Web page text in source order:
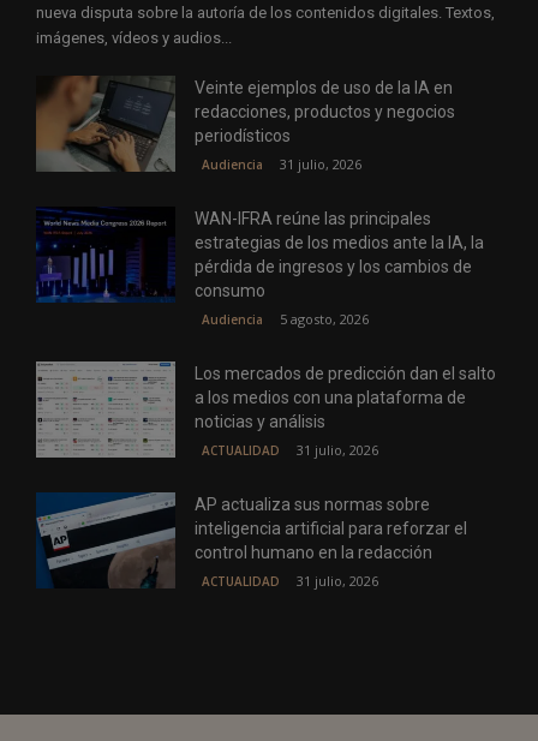
nueva disputa sobre la autoría de los contenidos digitales. Textos,
imágenes, vídeos y audios...
Veinte ejemplos de uso de la IA en
redacciones, productos y negocios
periodísticos
Audiencia 31 julio, 2026
WAN-IFRA reúne las principales
estrategias de los medios ante la IA, la
pérdida de ingresos y los cambios de
consumo
Audiencia 5 agosto, 2026
Los mercados de predicción dan el salto
a los medios con una plataforma de
noticias y análisis
ACTUALIDAD 31 julio, 2026
AP actualiza sus normas sobre
inteligencia artificial para reforzar el
control humano en la redacción
ACTUALIDAD 31 julio, 2026